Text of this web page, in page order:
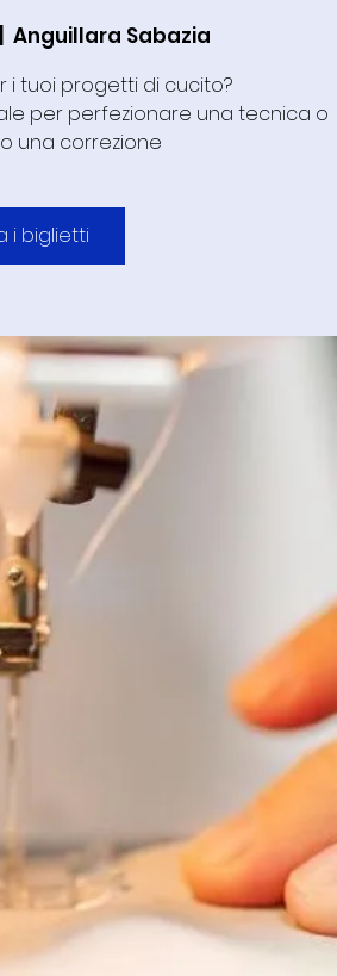
Anguillara Sabazia
i tuoi progetti di cucito?
per perfezionare una tecnica o
una correzione
i biglietti